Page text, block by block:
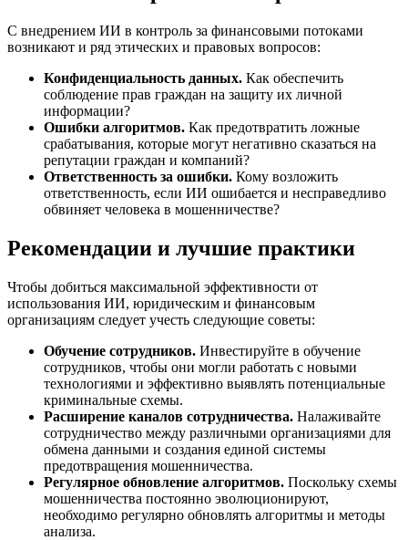
С внедрением ИИ в контроль за финансовыми потоками
возникают и ряд этических и правовых вопросов:
Конфиденциальность данных. Как обеспечить
соблюдение прав граждан на защиту их личной
информации?
Ошибки алгоритмов. Как предотвратить ложные
срабатывания, которые могут негативно сказаться на
репутации граждан и компаний?
Ответственность за ошибки. Кому возложить
ответственность, если ИИ ошибается и несправедливо
обвиняет человека в мошенничестве?
Рекомендации и лучшие практики
Чтобы добиться максимальной эффективности от
использования ИИ, юридическим и финансовым
организациям следует учесть следующие советы:
Обучение сотрудников. Инвестируйте в обучение
сотрудников, чтобы они могли работать с новыми
технологиями и эффективно выявлять потенциальные
криминальные схемы.
Расширение каналов сотрудничества. Налаживайте
сотрудничество между различными организациями для
обмена данными и создания единой системы
предотвращения мошенничества.
Регулярное обновление алгоритмов. Поскольку схемы
мошенничества постоянно эволюционируют,
необходимо регулярно обновлять алгоритмы и методы
анализа.